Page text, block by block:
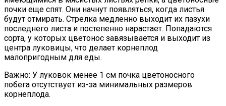
почки еще спят. Они начнут появляться, когда листья
будут отмирать. Стрелка медленно выходит их пазухи
последнего листа и постепенно нарастает. Попадаются
сорта, у которых цветонос завязывается и выходит из
центра луковицы, что делает корнеплод
малопригодным для еды.
Важно: У луковок менее 1 см почка цветоносного
побега отсутствует из-за минимальных размеров
корнеплода.